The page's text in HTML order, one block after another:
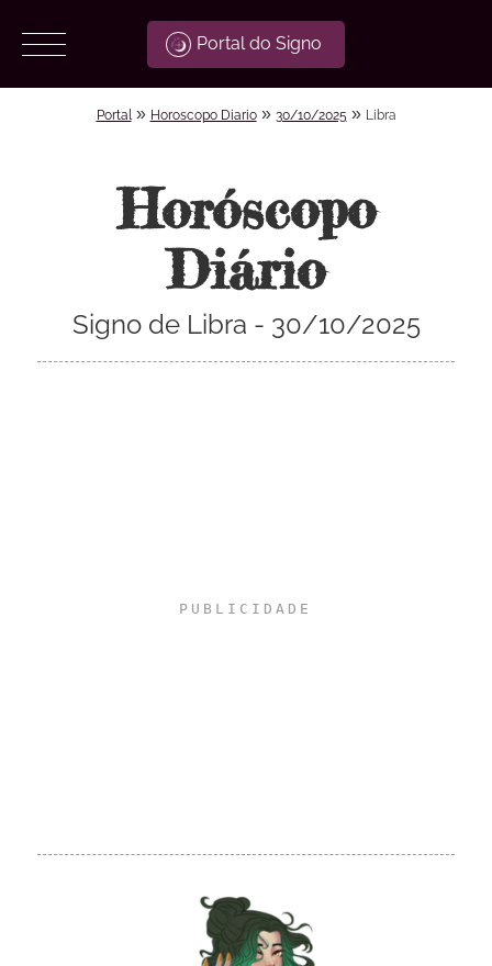
Portal do Signo
Portal » Horoscopo Diario» 30/10/2025 » Libra
Horóscopo
Diário
Signo de Libra - 30/10/2025